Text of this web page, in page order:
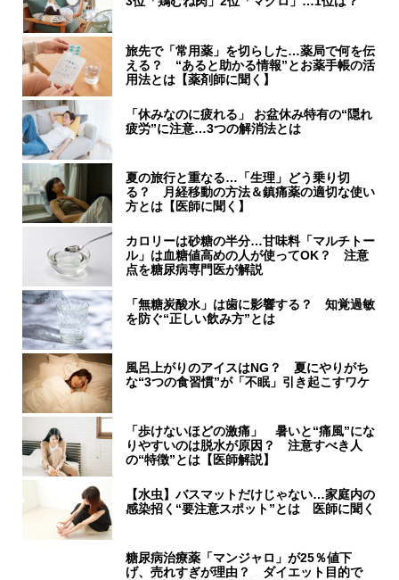
旅先で「常用薬」を切らした…薬局で何を伝
える？ “あると助かる情報”とお薬手帳の活
用法とは【薬剤師に聞く】
「休みなのに疲れる」 お盆休み特有の“隠れ
疲労”に注意…3つの解消法とは
夏の旅行と重なる…「生理」どう乗り切
る？ 月経移動の方法＆鎮痛薬の適切な使い
方とは【医師に聞く】
カロリーは砂糖の半分…甘味料「マルチトー
ル」は血糖値高めの人が使ってOK？ 注意
点を糖尿病専門医が解説
「無糖炭酸水」は歯に影響する？ 知覚過敏
を防ぐ“正しい飲み方”とは
風呂上がりのアイスはNG？ 夏にやりがち
な“3つの食習慣”が「不眠」引き起こすワケ
「歩けないほどの激痛」 暑いと“痛風”にな
りやすいのは脱水が原因？ 注意すべき人
の“特徴”とは【医師解説】
【水虫】バスマットだけじゃない…家庭内の
感染招く“要注意スポット”とは 医師に聞く
糖尿病治療薬「マンジャロ」が25％値下
げ、売れすぎが理由？ ダイエット目的で